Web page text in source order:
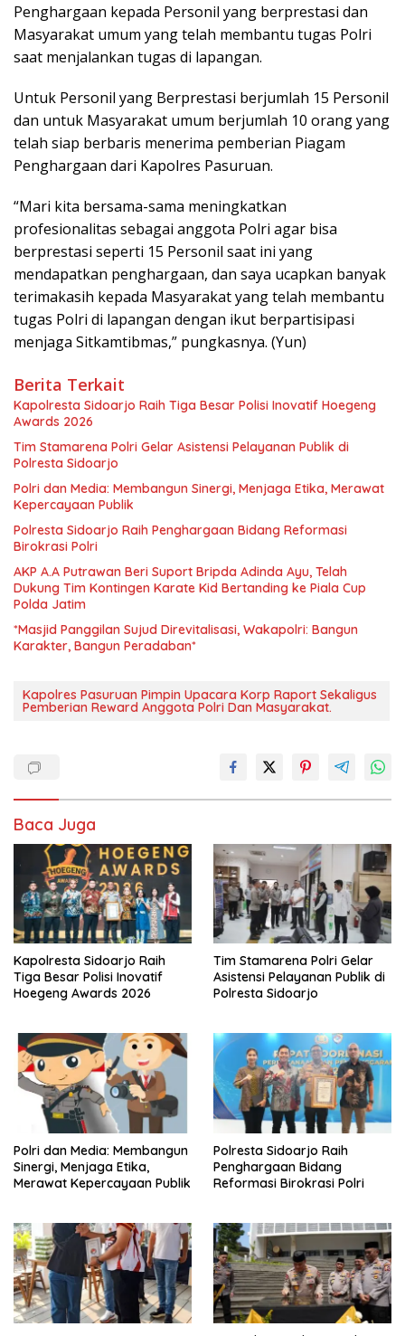
Penghargaan kepada Personil yang berprestasi dan
Masyarakat umum yang telah membantu tugas Polri
saat menjalankan tugas di lapangan.
Untuk Personil yang Berprestasi berjumlah 15 Personil
dan untuk Masyarakat umum berjumlah 10 orang yang
telah siap berbaris menerima pemberian Piagam
Penghargaan dari Kapolres Pasuruan.
“Mari kita bersama-sama meningkatkan
profesionalitas sebagai anggota Polri agar bisa
berprestasi seperti 15 Personil saat ini yang
mendapatkan penghargaan, dan saya ucapkan banyak
terimakasih kepada Masyarakat yang telah membantu
tugas Polri di lapangan dengan ikut berpartisipasi
menjaga Sitkamtibmas,” pungkasnya. (Yun)
Berita Terkait
Kapolresta Sidoarjo Raih Tiga Besar Polisi Inovatif Hoegeng
Awards 2026
Tim Stamarena Polri Gelar Asistensi Pelayanan Publik di
Polresta Sidoarjo
Polri dan Media: Membangun Sinergi, Menjaga Etika, Merawat
Kepercayaan Publik
Polresta Sidoarjo Raih Penghargaan Bidang Reformasi
Birokrasi Polri
AKP A.A Putrawan Beri Suport Bripda Adinda Ayu, Telah
Dukung Tim Kontingen Karate Kid Bertanding ke Piala Cup
Polda Jatim
*Masjid Panggilan Sujud Direvitalisasi, Wakapolri: Bangun
Karakter, Bangun Peradaban*
Kapolres Pasuruan Pimpin Upacara Korp Raport Sekaligus
Pemberian Reward Anggota Polri Dan Masyarakat.
Baca Juga
Kapolresta Sidoarjo Raih
Tiga Besar Polisi Inovatif
Hoegeng Awards 2026
Tim Stamarena Polri Gelar
Asistensi Pelayanan Publik di
Polresta Sidoarjo
Polri dan Media: Membangun
Sinergi, Menjaga Etika,
Merawat Kepercayaan Publik
Polresta Sidoarjo Raih
Penghargaan Bidang
Reformasi Birokrasi Polri